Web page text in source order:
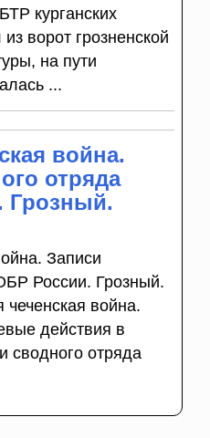
курганских
ворот грозненской
на пути
...
война.
отряда
Грозный.
Записи
России. Грозный.
война.
действия в
сводного отряда